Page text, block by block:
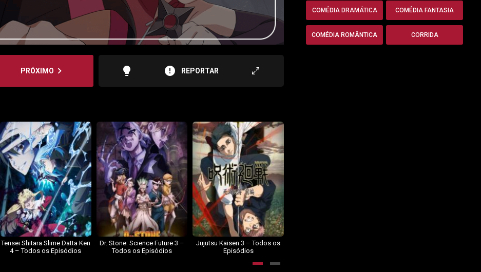
PRÓXIMO navigate_next lightbulb error REPORTAR
Tensei Shitara Slime Datta Ken
4 – Todos os Episódios
Dr. Stone: Science Future 3 –
Todos os Episódios
Jujutsu Kaisen 3 – Todos os
Episódios
COMÉDIA DRAMÁTICA COMÉDIA FANTASIA
COMÉDIA ROMÂNTICA CORRIDA